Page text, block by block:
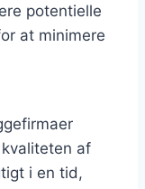
potentielle
at minimere
af
i en tid,